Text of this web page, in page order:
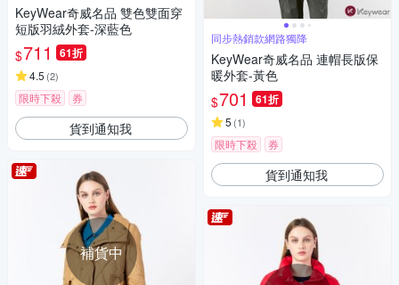
KeyWear奇威名品 雙色雙面穿
短版羽絨外套-深藍色
$711 61折
4.5 (2)
限時下殺 券
貨到通知我
補貨中
同步熱銷款網路獨降
KeyWear奇威名品 連帽長版保
暖外套-黃色
$701 61折
5 (1)
限時下殺 券
貨到通知我